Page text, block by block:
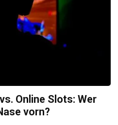
Online Slots: Wer
vorn?